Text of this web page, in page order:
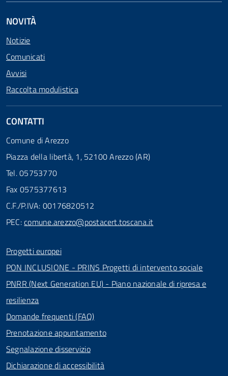
NOVITÀ
Notizie
Comunicati
Avvisi
Raccolta modulistica
CONTATTI
Comune di Arezzo
Piazza della libertà, 1, 52100 Arezzo (AR)
Tel. 05753770
Fax 0575377613
C.F./P.IVA: 00176820512
PEC:comune.arezzo@postacert.toscana.it
Progetti europei
PON INCLUSIONE - PRINS Progetti di intervento sociale
PNRR (Next Generation EU) - Piano nazionale di ripresa e
resilienza
Domande frequenti (FAQ)
Prenotazione appuntamento
Segnalazione disservizio
Dichiarazione di accessibilità